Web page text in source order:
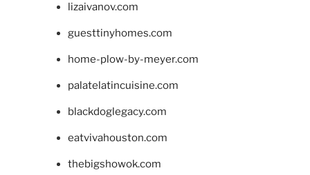
lizaivanov.com
guesttinyhomes.com
home-plow-by-meyer.com
palatelatincuisine.com
blackdoglegacy.com
eatvivahouston.com
thebigshowok.com